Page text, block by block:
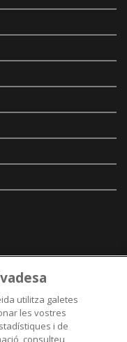
utilitza galetes
les vostres
i de
consulteu